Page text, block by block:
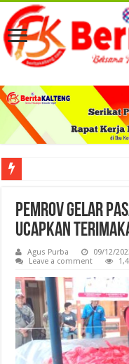
Pemrov Gelar
Ucapkan
Agus Purba 09/12/
Leave a comment